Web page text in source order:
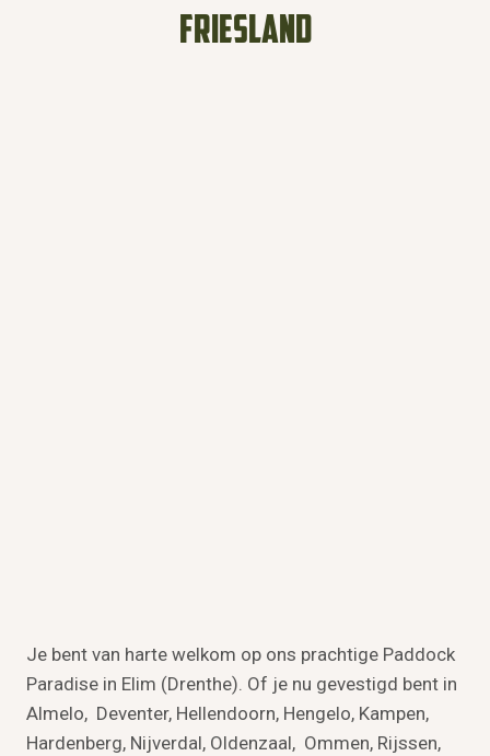
Friesland
Je bent van harte welkom op ons prachtige Paddock
Paradise in Elim (Drenthe). Of je nu gevestigd bent in
Almelo, Deventer, Hellendoorn, Hengelo, Kampen,
Hardenberg, Nijverdal, Oldenzaal, Ommen, Rijssen,